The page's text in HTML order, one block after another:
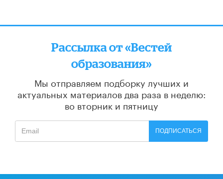
Рассылка от «Вестей
образования»
Мы отправляем подборку лучших и
актуальных материалов два раза в неделю:
во вторник и пятницу
ПОДПИСАТЬСЯ